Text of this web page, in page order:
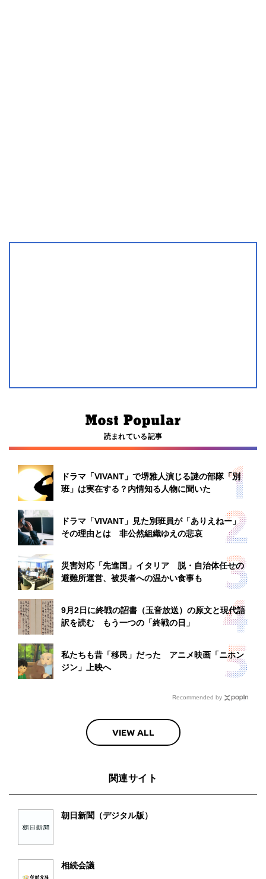
読まれている記事
ドラマ「VIVANT」で堺雅人演じる謎の部隊「別
班」は実在する？内情知る人物に聞いた
ドラマ「VIVANT」見た別班員が「ありえねー」
その理由とは 非公然組織ゆえの悲哀
災害対応「先進国」イタリア 脱・自治体任せの
避難所運営、被災者への温かい食事も
9月2日に終戦の詔書（玉音放送）の原文と現代語
訳を読む もう一つの「終戦の日」
私たちも昔「移民」だった アニメ映画「ニホン
ジン」上映へ
Recommended by
VIEW ALL
関連サイト
朝日新聞（デジタル版）
相続会議